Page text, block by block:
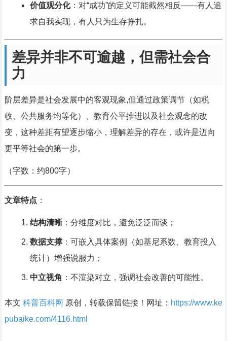
价值观分化：对“成功”的定义可能截然相反——有人追
求自我实现，有人只为生存挣扎。
差异并非不可逾越，但需社会合
力
阶层差异是社会发展中的客观现象,但通过政策调节（如税
收、公共服务均等化）、教育公平推进以及社会观念的改
变，这种差距有望逐步缩小，理解差异的存在，或许是迈向
更平等社会的第一步。
（字数：约800字）
文章特点 ：
结构清晰：分维度对比，避免泛泛而谈；
数据支撑：可嵌入具体案例（如基尼系数、教育投入
统计）增强说服力；
中立视角 ：不渲染对立，强调社会改善的可能性。
本文 科普百科网 原创，转载保留链接！网址： https://www.ke
pubaike.com/4116.html